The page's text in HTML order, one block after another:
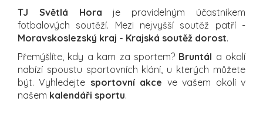
TJ Světlá Hora je pravidelným účastníkem
fotbalových soutěží. Mezi nejvyšší soutěž patří -
Moravskoslezský kraj - Krajská soutěž dorost.
Přemýšlíte, kdy a kam za sportem? Bruntál a okolí
nabízí spoustu sportovních klání, u kterých můžete
být. Vyhledejte sportovní akce ve vašem okolí v
našem kalendáři sportu.